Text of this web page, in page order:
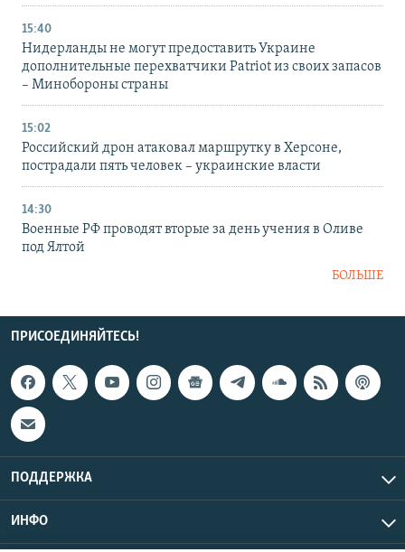
15:40
Нидерланды не могут предоставить Украине
дополнительные перехватчики Patriot из своих запасов
– Минобороны страны
15:02
Российский дрон атаковал маршрутку в Херсоне,
пострадали пять человек – украинские власти
14:30
Военные РФ проводят вторые за день учения в Оливе
под Ялтой
БОЛЬШЕ
ПРИСОЕДИНЯЙТЕСЬ!
ПОДДЕРЖКА
ИНФО